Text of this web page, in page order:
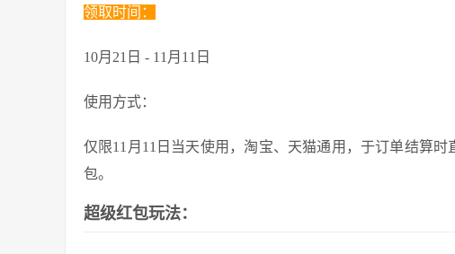
领取时间：
10月21日 - 11月11日
使用方式：
仅限11月11日当天使用，淘宝、天猫通用，于订单结算
包。
超级红包玩法：